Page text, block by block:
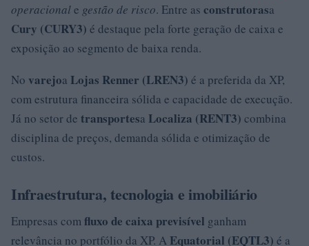
operacionale gestão de risco. Entre as construtorasa
Cury (CURY3) é destaque pela forte geração de caixa e
exposição ao segmento de baixa renda.
No varejoa Lojas Renner (LREN3) é a preferida da XP,
com estrutura financeira sólida e capacidade de execução.
Já no setor de transportesa Localiza (RENT3) combina
disciplina de preços, demanda sólida e otimização de
custos.
Infraestrutura, tecnologia e imobiliário
Empresas comfluxo de caixa previsível ganham
relevância no portfólio da XP. A Equatorial (EQTL3) é a